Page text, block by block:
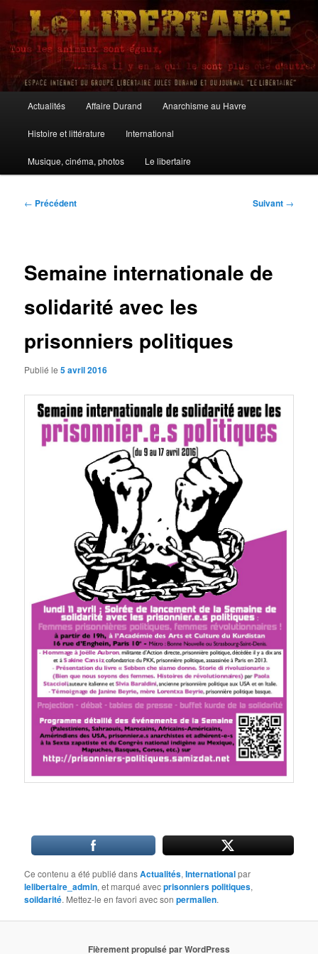
Aller
contenu
principalLe Libertaire
principal
Actualités Affaire Durand Anarchisme au Havre
Histoire et littérature International
Musique, cinéma, photos Le libertaire
Navigation
← Précédent Suivant →
Semaine internationale de
solidarité avec les
prisonniers politiques
Publié le5 avril 2016
Ce contenu a été publié dansActualités,Internationalpar
lelibertaire_admin, et marqué avecprisonniers politiques,
soildarité. Mettez-le en favori avec sonpermalien.
Fièrement propulsé par WordPress